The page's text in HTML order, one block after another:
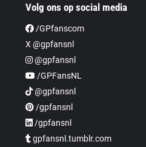
Volg ons op social media
/GPfanscom
X @gpfansnl
@gpfansnl
/GPFansNL
@gpfansnl
/gpfansnl
/gpfansnl
gpfansnl.tumblr.com